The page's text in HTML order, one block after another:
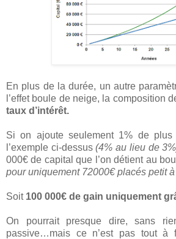
En plus de la durée, un autre
l’effet boule de neige, la composition
taux d’intérêt.
Si on ajoute seulement 1% de plus
l’exemple ci-dessus(4% au lieu de
000€ de capital que l’on détient au
pour uniquement 72000€ placés petit
Soit 100 000€ de gain uniquement
On pourrait presque dire, sans
passive…mais ce n’est pas tout à